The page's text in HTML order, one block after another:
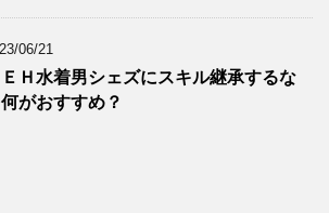
06/21
ＥＨ水着男シェズにスキル継承するな
がおすすめ？